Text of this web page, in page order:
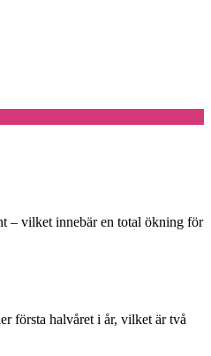
– vilket innebär en total ökning för
första halvåret i år, vilket är två